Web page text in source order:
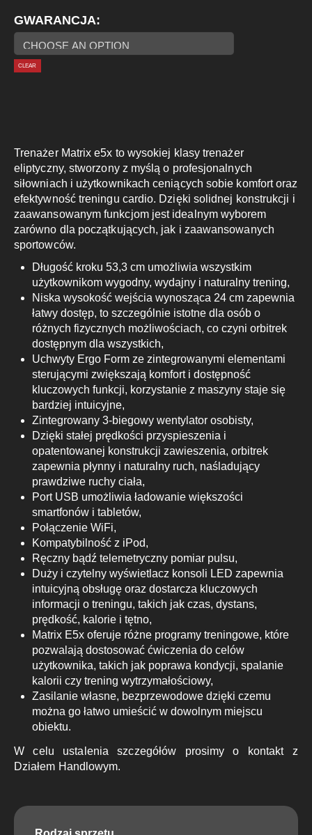
GWARANCJA
CLEAR
Trenażer Matrix e5x to wysokiej klasy trenażer
eliptyczny, stworzony z myślą o profesjonalnych
siłowniach i użytkownikach ceniących sobie komfort oraz
efektywność treningu cardio. Dzięki solidnej konstrukcji i
zaawansowanym funkcjom jest idealnym wyborem
zarówno dla początkujących, jak i zaawansowanych
sportowców.
Długość kroku 53,3 cm umożliwia wszystkim
użytkownikom wygodny, wydajny i naturalny trening,
Niska wysokość wejścia wynosząca 24 cm zapewnia
łatwy dostęp, to szczególnie istotne dla osób o
różnych fizycznych możliwościach, co czyni orbitrek
dostępnym dla wszystkich,
Uchwyty Ergo Form ze zintegrowanymi elementami
sterującymi zwiększają komfort i dostępność
kluczowych funkcji, korzystanie z maszyny staje się
bardziej intuicyjne,
Zintegrowany 3-biegowy wentylator osobisty,
Dzięki stałej prędkości przyspieszenia i
opatentowanej konstrukcji zawieszenia, orbitrek
zapewnia płynny i naturalny ruch, naśladujący
prawdziwe ruchy ciała,
Port USB umożliwia ładowanie większości
smartfonów i tabletów,
Połączenie WiFi,
Kompatybilność z iPod,
Ręczny bądź telemetryczny pomiar pulsu,
Duży i czytelny wyświetlacz konsoli LED zapewnia
intuicyjną obsługę oraz dostarcza kluczowych
informacji o treningu, takich jak czas, dystans,
prędkość, kalorie i tętno,
Matrix E5x oferuje różne programy treningowe, które
pozwalają dostosować ćwiczenia do celów
użytkownika, takich jak poprawa kondycji, spalanie
kalorii czy trening wytrzymałościowy,
Zasilanie własne, bezprzewodowe dzięki czemu
można go łatwo umieścić w dowolnym miejscu
obiektu.
W celu ustalenia szczegółów prosimy o kontakt z
Działem Handlowym.